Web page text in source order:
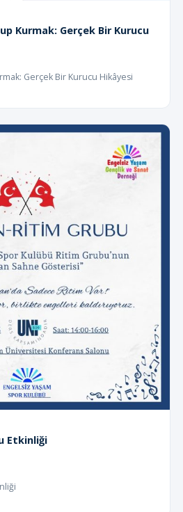
Kurmak: Gerçek Bir Kurucu
Gerçek Bir Kurucu Hikâyesi
Etkinliği